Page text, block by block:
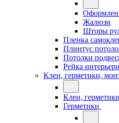
Жалюзи
Шторы
Пленка
Плинтус
Потолки
Рейка
Клеи, герметики,
Клеи,
Герметики